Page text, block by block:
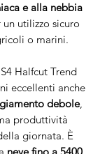
e alla nebbia
utilizzo sicuro
o marini.
Halfcut Trend
eccellenti anche
debole,
produttività
giornata. È